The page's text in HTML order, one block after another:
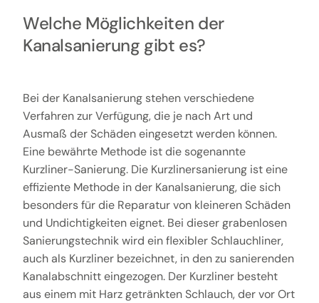
Welche Möglichkeiten der
Kanalsanierung gibt es?
Bei der Kanalsanierung stehen verschiedene
Verfahren zur Verfügung, die je nach Art und
Ausmaß der Schäden eingesetzt werden können.
Eine bewährte Methode ist die sogenannte
Kurzliner-Sanierung. Die Kurzlinersanierung ist eine
effiziente Methode in der Kanalsanierung, die sich
besonders für die Reparatur von kleineren Schäden
und Undichtigkeiten eignet. Bei dieser grabenlosen
Sanierungstechnik wird ein flexibler Schlauchliner,
auch als Kurzliner bezeichnet, in den zu sanierenden
Kanalabschnitt eingezogen. Der Kurzliner besteht
aus einem mit Harz getränkten Schlauch, der vor Ort